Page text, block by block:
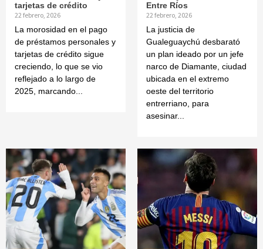
tarjetas de crédito
22 febrero, 2026
La morosidad en el pago
de préstamos personales y
tarjetas de crédito sigue
creciendo, lo que se vio
reflejado a lo largo de
2025, marcando...
Entre Ríos
22 febrero, 2026
La justicia de
Gualeguaychú desbarató
un plan ideado por un jefe
narco de Diamante, ciudad
ubicada en el extremo
oeste del territorio
entrerriano, para
asesinar...